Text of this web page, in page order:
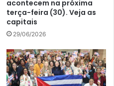
acontecem na próxima
terça-feira (30). Veja as
capitais
29/06/2026